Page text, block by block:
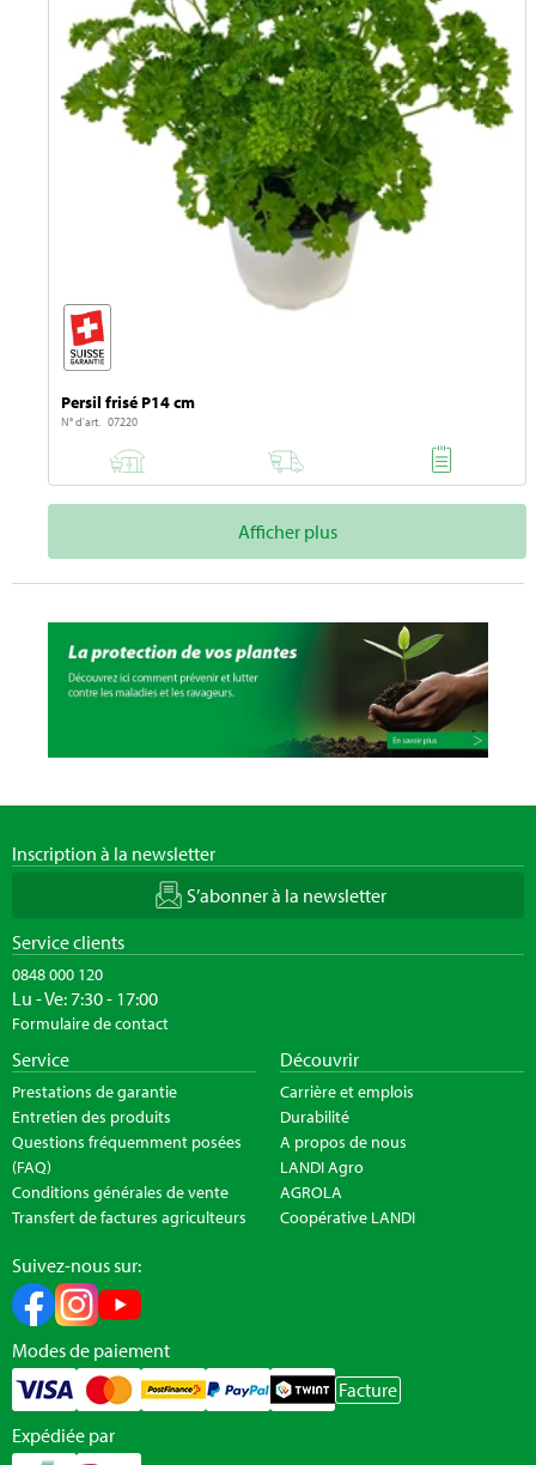
Persil frisé P14 cm
N° d'art. 07220
Afficher plus
Inscription à la newsletter
S’abonner à la newsletter
Service clients
0848 000 120
Lu - Ve: 7:30 - 17:00
Formulaire de contact
Service
Prestations de garantie
Entretien des produits
Questions fréquemment posées
(FAQ)
Conditions générales de vente
Transfert de factures agriculteurs
Découvrir
Carrière et emplois
Durabilité
A propos de nous
LANDI Agro
AGROLA
Coopérative LANDI
Suivez-nous sur:
Modes de paiement
Facture
Expédiée par